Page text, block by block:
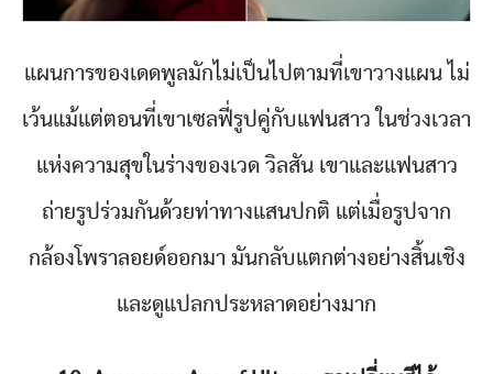
แผนการของเดดพูลมักไม่เป็นไปตามที่เขาวางแผน ไม่
เว้นแม้แต่ตอนที่เขาเซลฟี่รูปคู่กับแฟนสาว ในช่วงเวลา
แห่งความสุขในร่างของเวด วิลสัน เขาและแฟนสาว
ถ่ายรูปร่วมกันด้วยท่าทางแสนปกติ แต่เมื่อรูปจาก
กล้องโพราลอยด์ออกมา มันกลับแตกต่างอย่างสิ้นเชิง
และดูแปลกประหลาดอย่างมาก